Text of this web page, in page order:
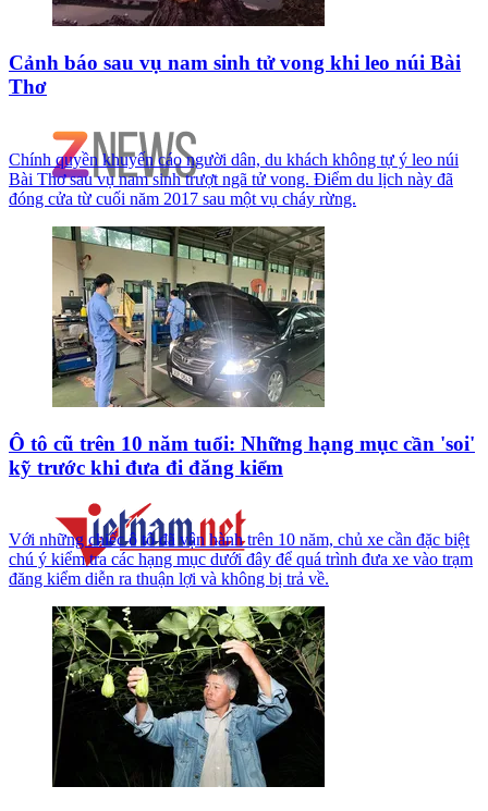
Cảnh báo sau vụ nam sinh tử vong khi leo núi Bài
Thơ
Chính quyền khuyến cáo người dân, du khách không tự ý leo núi
Bài Thơ sau vụ nam sinh trượt ngã tử vong. Điểm du lịch này đã
đóng cửa từ cuối năm 2017 sau một vụ cháy rừng.
Ô tô cũ trên 10 năm tuổi: Những hạng mục cần 'soi'
kỹ trước khi đưa đi đăng kiểm
Với những chiếc ô tô đã vận hành trên 10 năm, chủ xe cần đặc biệt
chú ý kiểm tra các hạng mục dưới đây để quá trình đưa xe vào trạm
đăng kiểm diễn ra thuận lợi và không bị trả về.